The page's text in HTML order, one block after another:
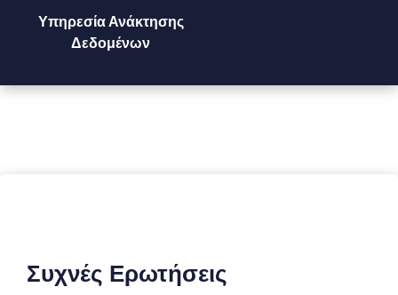
Υπηρεσία Ανάκτησης
Δεδομένων
Συχνές Ερωτήσεις